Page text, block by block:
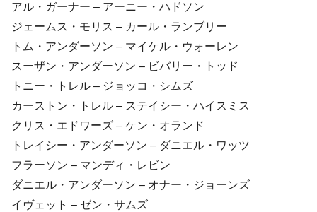
アル・ガーナー – アーニー・ハドソン
ジェームス・モリス – カール・ランブリー
トム・アンダーソン – マイケル・ウォーレン
スーザン・アンダーソン – ビバリー・トッド
トニー・トレル – ジョッコ・シムズ
カーストン・トレル – ステイシー・ハイスミス
クリス・エドワーズ – ケン・オランド
トレイシー・アンダーソン – ダニエル・ワッツ
フラーソン – マンディ・レビン
ダニエル・アンダーソン – オナー・ジョーンズ
イヴェット – ゼン・サムズ